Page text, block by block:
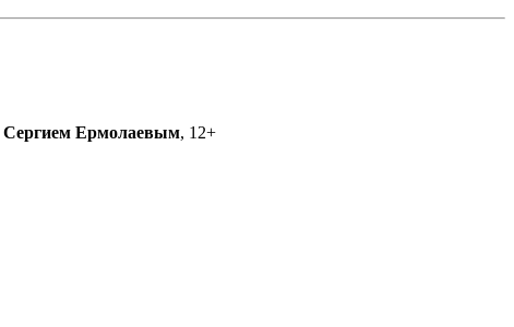
Сергием Ермолаевым, 12+